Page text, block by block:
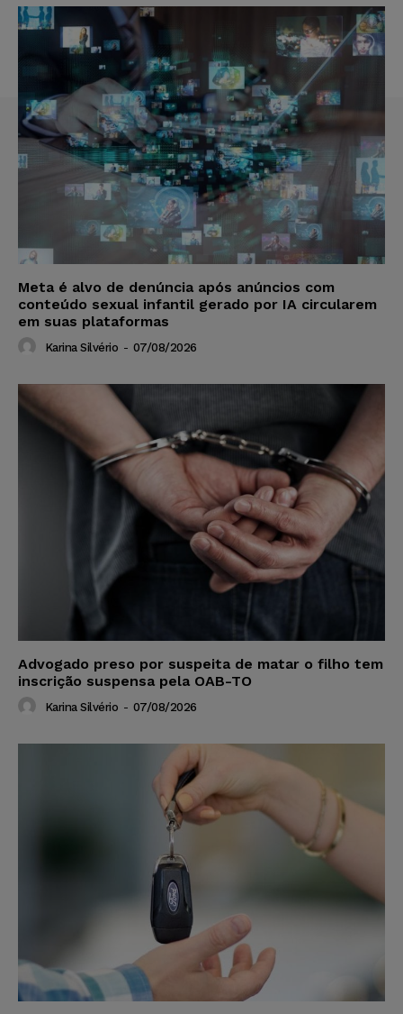
Meta é alvo de denúncia após anúncios com
conteúdo sexual infantil gerado por IA circularem
em suas plataformas
Karina Silvério - 07/08/2026
Advogado preso por suspeita de matar o filho tem
inscrição suspensa pela OAB-TO
Karina Silvério - 07/08/2026